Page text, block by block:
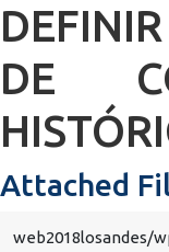
DE
Attached
web2018losandes/